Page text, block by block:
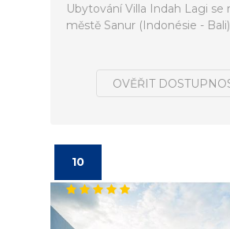
Ubytování Villa Indah Lagi se
městě Sanur (Indonésie -
OVĚŘIT
10